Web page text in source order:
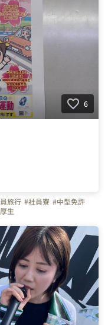
6
旅行 #社員寮 #中型免許
生